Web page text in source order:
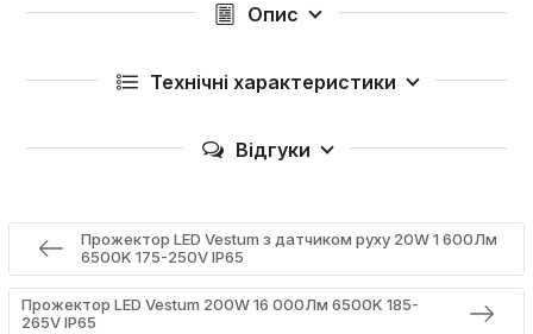
Опис
Технічні характеристики
Відгуки
Прожектор LED Vestum з датчиком руху 20W 1 600Лм
6500K 175-250V IP65
Прожектор LED Vestum 200W 16 000Лм 6500K 185-
265V IP65